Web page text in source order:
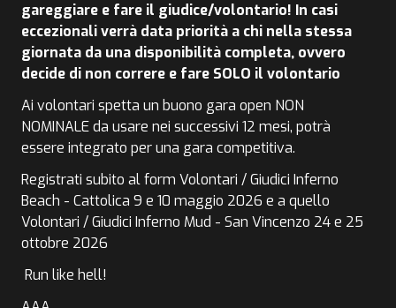
gareggiare e fare il giudice/volontario! In casi
eccezionali verrà data priorità a chi nella stessa
giornata da una disponibilità completa, ovvero
decide di non correre e fare SOLO il volontario
Ai volontari spetta un buono gara open NON
NOMINALE da usare nei successivi 12 mesi, potrà
essere integrato per una gara competitiva.
Registrati subito al form Volontari / Giudici Inferno
Beach - Cattolica 9 e 10 maggio 2026 e a quello
Volontari / Giudici Inferno Mud - San Vincenzo 24 e 25
ottobre 2026
Run like hell!